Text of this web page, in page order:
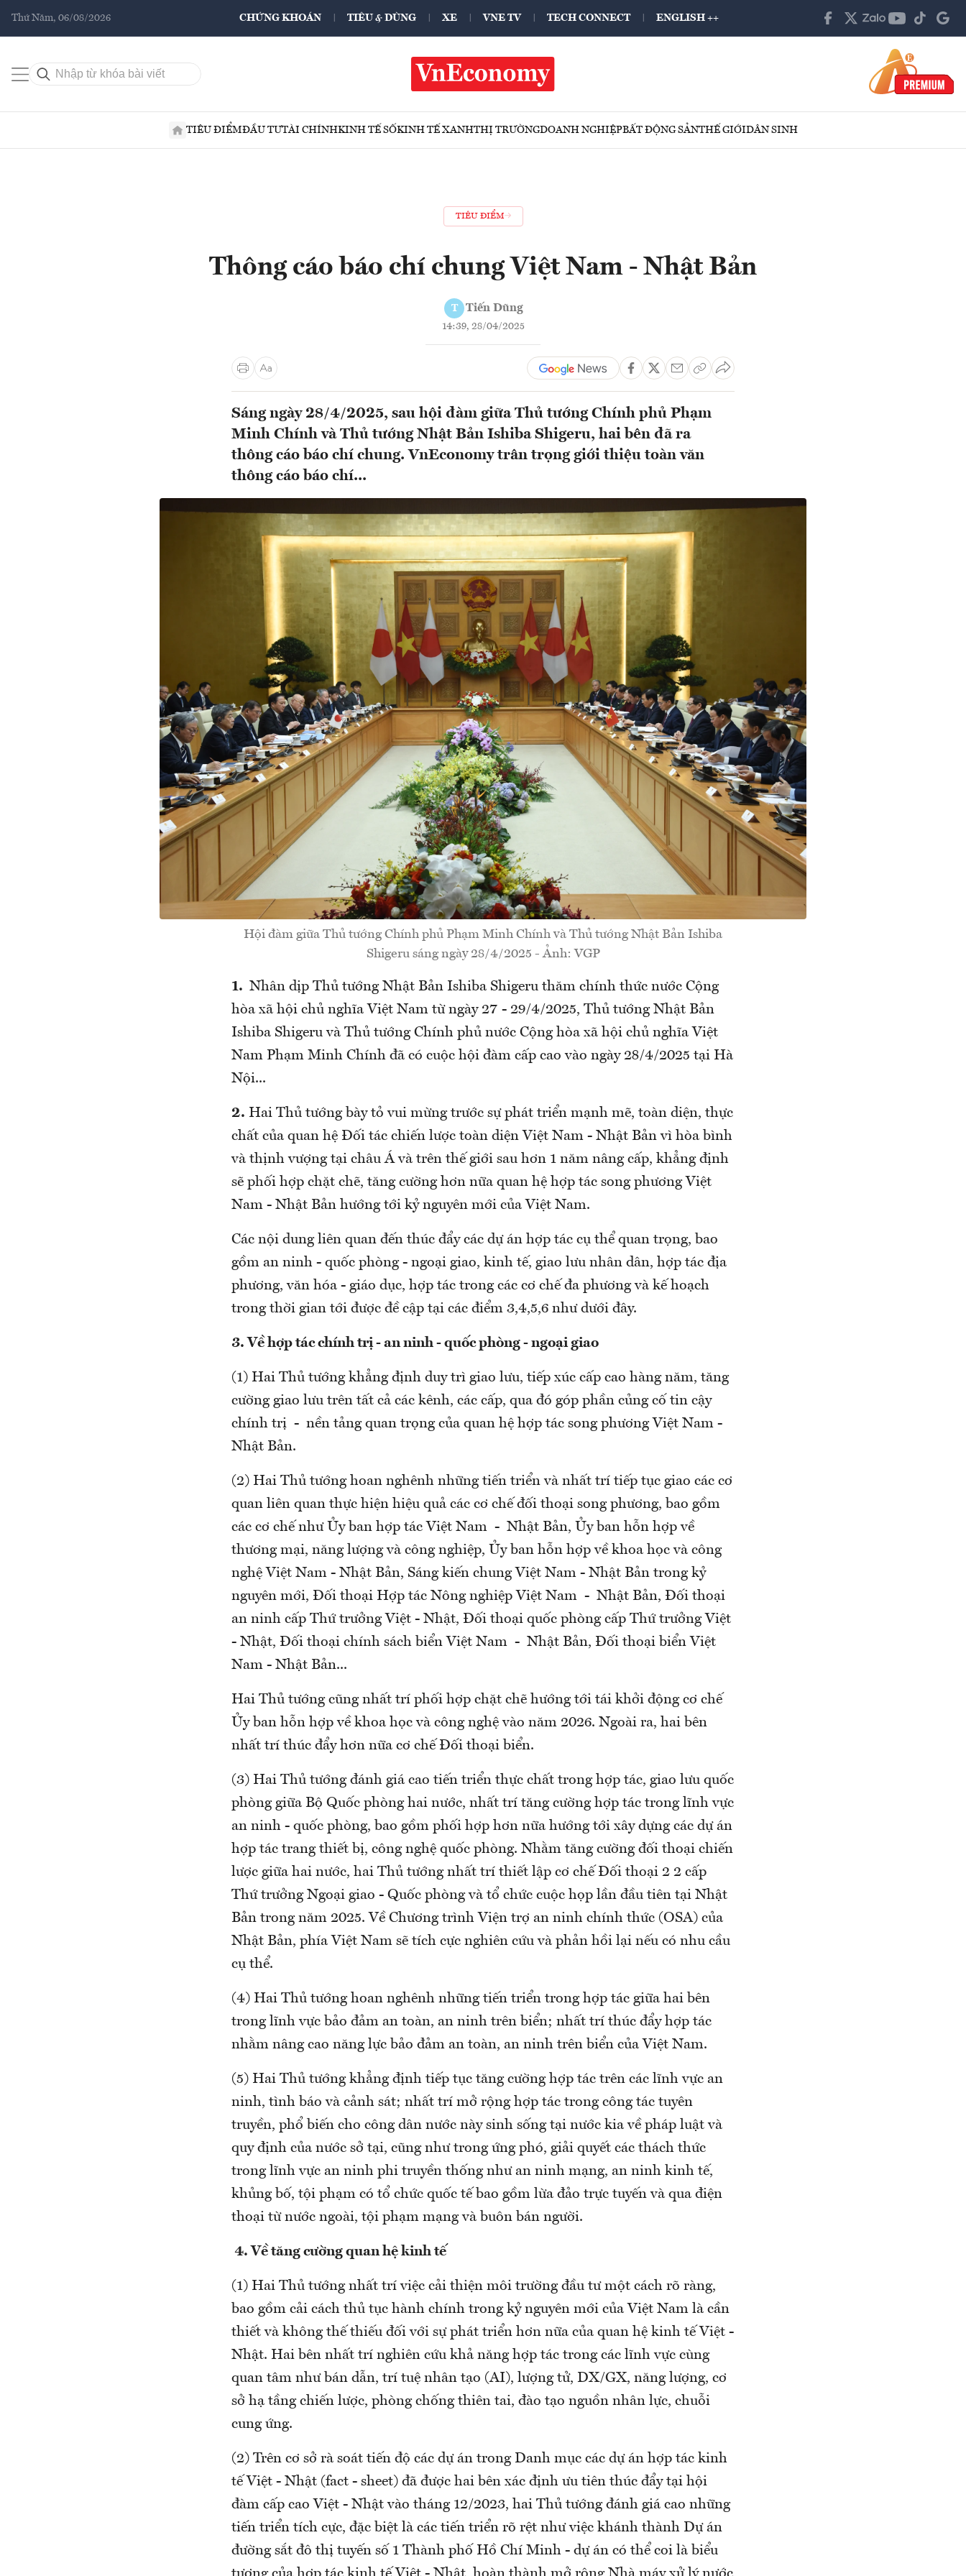
Thứ Năm, 06/08/2026 CHỨNG KHOÁN TIÊU & DÙNG XE VNE TV TECH CONNECT ENGLISH ++
TIÊU ĐIỂMĐẦU TƯTÀI CHÍNHKINH TẾ SỐKINH TẾ XANHTHỊ TRƯỜNGDOANH NGHIỆPBẤT ĐỘNG SẢNTHẾ GIỚIDÂN SINH
TIÊU ĐIỂM
Thông cáo báo chí chung Việt Nam - Nhật Bản
T Tiến Dũng
14:39, 28/04/2025
Sáng ngày 28/4/2025, sau hội đàm giữa Thủ tướng Chính phủ Phạm
Minh Chính và Thủ tướng Nhật Bản Ishiba Shigeru, hai bên đã ra
thông cáo báo chí chung. VnEconomy trân trọng giới thiệu toàn văn
thông cáo báo chí...
Hội đàm giữa Thủ tướng Chính phủ Phạm Minh Chính và Thủ tướng Nhật Bản Ishiba
Shigeru sáng ngày 28/4/2025 - Ảnh: VGP
1. Nhân dịp Thủ tướng Nhật Bản Ishiba Shigeru thăm chính thức nước Cộng
hòa xã hội chủ nghĩa Việt Nam từ ngày 27 - 29/4/2025, Thủ tướng Nhật Bản
Ishiba Shigeru và Thủ tướng Chính phủ nước Cộng hòa xã hội chủ nghĩa Việt
Nam Phạm Minh Chính đã có cuộc hội đàm cấp cao vào ngày 28/4/2025 tại Hà
Nội...
2. Hai Thủ tướng bày tỏ vui mừng trước sự phát triển mạnh mẽ, toàn diện, thực
chất của quan hệ Đối tác chiến lược toàn diện Việt Nam - Nhật Bản vì hòa bình
và thịnh vượng tại châu Á và trên thế giới sau hơn 1 năm nâng cấp, khẳng định
sẽ phối hợp chặt chẽ, tăng cường hơn nữa quan hệ hợp tác song phương Việt
Nam - Nhật Bản hướng tới kỷ nguyên mới của Việt Nam.
Các nội dung liên quan đến thúc đẩy các dự án hợp tác cụ thể quan trọng, bao
gồm an ninh - quốc phòng - ngoại giao, kinh tế, giao lưu nhân dân, hợp tác địa
phương, văn hóa - giáo dục, hợp tác trong các cơ chế đa phương và kế hoạch
trong thời gian tới được đề cập tại các điểm 3,4,5,6 như dưới đây.
3. Về hợp tác chính trị - an ninh - quốc phòng - ngoại giao
(1) Hai Thủ tướng khẳng định duy trì giao lưu, tiếp xúc cấp cao hàng năm, tăng
cường giao lưu trên tất cả các kênh, các cấp, qua đó góp phần củng cố tin cậy
chính trị - nền tảng quan trọng của quan hệ hợp tác song phương Việt Nam -
Nhật Bản.
(2) Hai Thủ tướng hoan nghênh những tiến triển và nhất trí tiếp tục giao các cơ
quan liên quan thực hiện hiệu quả các cơ chế đối thoại song phương, bao gồm
các cơ chế như Ủy ban hợp tác Việt Nam - Nhật Bản, Ủy ban hỗn hợp về
thương mại, năng lượng và công nghiệp, Ủy ban hỗn hợp về khoa học và công
nghệ Việt Nam - Nhật Bản, Sáng kiến chung Việt Nam - Nhật Bản trong kỷ
nguyên mới, Đối thoại Hợp tác Nông nghiệp Việt Nam - Nhật Bản, Đối thoại
an ninh cấp Thứ trưởng Việt - Nhật, Đối thoại quốc phòng cấp Thứ trưởng Việt
- Nhật, Đối thoại chính sách biển Việt Nam - Nhật Bản, Đối thoại biển Việt
Nam - Nhật Bản...
Hai Thủ tướng cũng nhất trí phối hợp chặt chẽ hướng tới tái khởi động cơ chế
Ủy ban hỗn hợp về khoa học và công nghệ vào năm 2026. Ngoài ra, hai bên
nhất trí thúc đẩy hơn nữa cơ chế Đối thoại biển.
(3) Hai Thủ tướng đánh giá cao tiến triển thực chất trong hợp tác, giao lưu quốc
phòng giữa Bộ Quốc phòng hai nước, nhất trí tăng cường hợp tác trong lĩnh vực
an ninh - quốc phòng, bao gồm phối hợp hơn nữa hướng tới xây dựng các dự án
hợp tác trang thiết bị, công nghệ quốc phòng. Nhằm tăng cường đối thoại chiến
lược giữa hai nước, hai Thủ tướng nhất trí thiết lập cơ chế Đối thoại 2 2 cấp
Thứ trưởng Ngoại giao - Quốc phòng và tổ chức cuộc họp lần đầu tiên tại Nhật
Bản trong năm 2025. Về Chương trình Viện trợ an ninh chính thức (OSA) của
Nhật Bản, phía Việt Nam sẽ tích cực nghiên cứu và phản hồi lại nếu có nhu cầu
cụ thể.
(4) Hai Thủ tướng hoan nghênh những tiến triển trong hợp tác giữa hai bên
trong lĩnh vực bảo đảm an toàn, an ninh trên biển; nhất trí thúc đẩy hợp tác
nhằm nâng cao năng lực bảo đảm an toàn, an ninh trên biển của Việt Nam.
(5) Hai Thủ tướng khẳng định tiếp tục tăng cường hợp tác trên các lĩnh vực an
ninh, tình báo và cảnh sát; nhất trí mở rộng hợp tác trong công tác tuyên
truyền, phổ biến cho công dân nước này sinh sống tại nước kia về pháp luật và
quy định của nước sở tại, cũng như trong ứng phó, giải quyết các thách thức
trong lĩnh vực an ninh phi truyền thống như an ninh mạng, an ninh kinh tế,
khủng bố, tội phạm có tổ chức quốc tế bao gồm lừa đảo trực tuyến và qua điện
thoại từ nước ngoài, tội phạm mạng và buôn bán người.
4. Về tăng cường quan hệ kinh tế
(1) Hai Thủ tướng nhất trí việc cải thiện môi trường đầu tư một cách rõ ràng,
bao gồm cải cách thủ tục hành chính trong kỷ nguyên mới của Việt Nam là cần
thiết và không thế thiếu đối với sự phát triển hơn nữa của quan hệ kinh tế Việt -
Nhật. Hai bên nhất trí nghiên cứu khả năng hợp tác trong các lĩnh vực cùng
quan tâm như bán dẫn, trí tuệ nhân tạo (AI), lượng tử, DX/GX, năng lượng, cơ
sở hạ tầng chiến lược, phòng chống thiên tai, đào tạo nguồn nhân lực, chuỗi
cung ứng.
(2) Trên cơ sở rà soát tiến độ các dự án trong Danh mục các dự án hợp tác kinh
tế Việt - Nhật (fact - sheet) đã được hai bên xác định ưu tiên thúc đẩy tại hội
đàm cấp cao Việt - Nhật vào tháng 12/2023, hai Thủ tướng đánh giá cao những
tiến triển tích cực, đặc biệt là các tiến triển rõ rệt như việc khánh thành Dự án
đường sắt đô thị tuyến số 1 Thành phố Hồ Chí Minh - dự án có thể coi là biểu